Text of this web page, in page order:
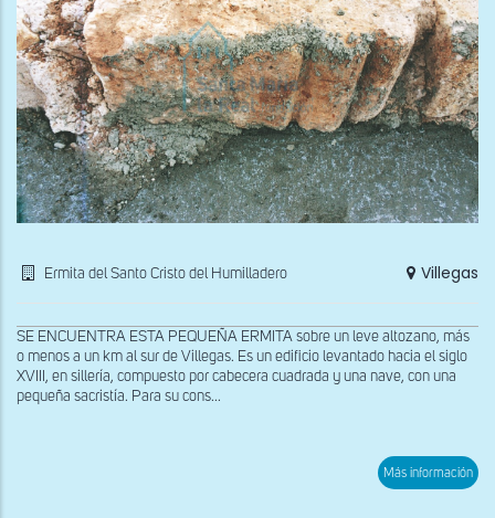
Ermita del Santo Cristo del Humilladero Villegas
SE ENCUENTRA ESTA PEQUEÑA ERMITA sobre un leve altozano, más
o menos a un km al sur de Villegas. Es un edificio levantado hacia el siglo
XVIII, en sillería, compuesto por cabecera cuadrada y una nave, con una
pequeña sacristía. Para su cons...
Más información